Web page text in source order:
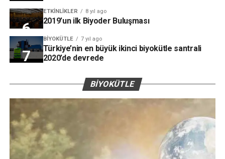
ETKINLIKLER 8 yıl ago
2019’un ilk Biyoder Buluşması
BIYOKÜTLE 7 yıl ago
Türkiye’nin en büyük ikinci biyokütle santrali
2020’de devrede
BIYOKÜTLE